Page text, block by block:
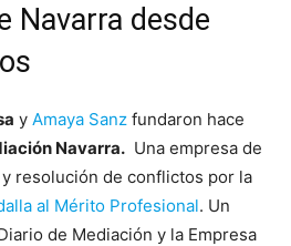
Navarra desde
y Amaya Sanz fundaron hace
Navarra. Una empresa de
resolución de conflictos por la
al Mérito Profesional. Un
de Mediación y la Empresa